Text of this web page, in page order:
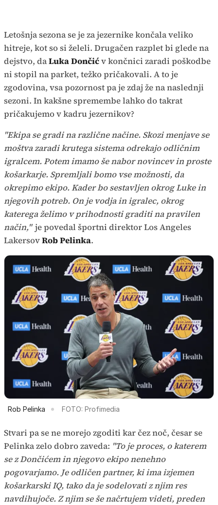
Letošnja sezona se je za jezernike končala veliko
hitreje, kot so si želeli. Drugačen razplet bi glede na
dejstvo, daLuka Dončićv končnici zaradi poškodbe
ni stopil na parket, težko pričakovali. A to je
zgodovina, vsa pozornost pa je zdaj že na naslednji
sezoni. In kakšne spremembe lahko do takrat
pričakujemo v kadru jezernikov?
"Ekipa se gradi na različne načine. Skozi menjave se
moštva zaradi krutega sistema odrekajo odličnim
igralcem. Potem imamo še nabor novincev in proste
košarkarje. Spremljali bomo vse možnosti, da
okrepimo ekipo. Kader bo sestavljen okrog Luke in
njegovih potreb. On je vodja in igralec, okrog
katerega želimo v prihodnosti graditi na pravilen
način," je povedal športni direktor Los Angeles
LakersovRob Pelinka.
Rob Pelinka FOTO: Profimedia
Stvari pa se ne morejo zgoditi kar čez noč, česar se
Pelinka zelo dobro zaveda: "To je proces, o katerem
se z Dončićem in njegovo ekipo nenehno
pogovarjamo. Je odličen partner, ki ima izjemen
košarkarski IQ, tako da je sodelovati z njim res
navdihujoče. Z njim se še načrtujem videti, preden